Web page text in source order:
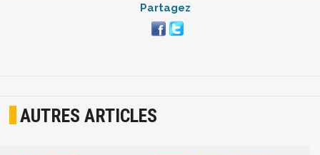
Partagez
AUTRES ARTICLES